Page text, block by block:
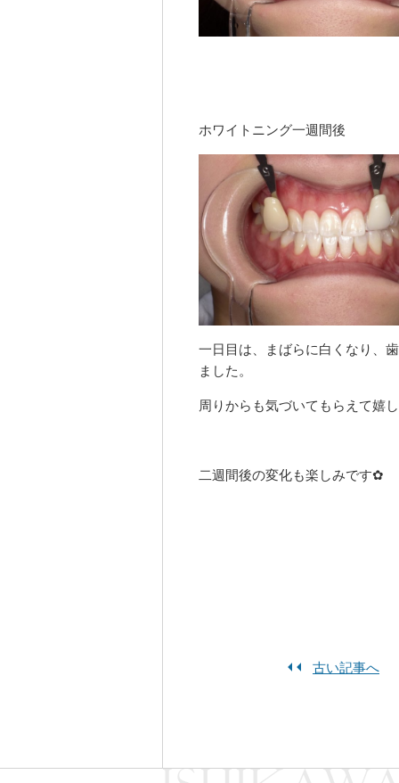
ホワイトニング一週間後
一日目は、まばらに白くなり、
ました。
周りからも気づいてもらえて嬉
二週間後の変化も楽しみです✿
古い記事へ